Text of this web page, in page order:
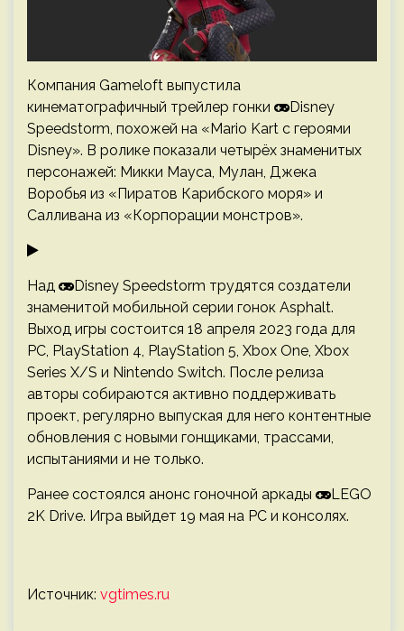
Компания Gameloft выпустила
кинематографичный трейлер гонки
Disney
Speedstorm, похожей на «Mario Kart с героями
Disney». В ролике показали четырёх знаменитых
персонажей: Микки Мауса, Мулан, Джека
Воробья из «Пиратов Карибского моря» и
Салливана из «Корпорации монстров».
Над
Disney Speedstorm трудятся создатели
знаменитой мобильной серии гонок Asphalt.
Выход игры состоится 18 апреля 2023 года для
PC, PlayStation 4, PlayStation 5, Xbox One, Xbox
Series X/S и Nintendo Switch. После релиза
авторы собираются активно поддерживать
проект, регулярно выпуская для него контентные
обновления с новыми гонщиками, трассами,
испытаниями и не только.
Ранее состоялся анонс гоночной аркады
LEGO
2K Drive. Игра выйдет 19 мая на PC и консолях.
Источник: vgtimes.ru